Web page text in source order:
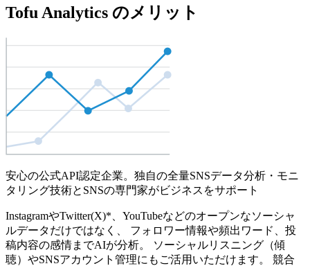
Tofu Analytics のメリット
安心の公式API認定企業。独自の全量SNSデータ分析・モニ
タリング技術とSNSの専門家がビジネスをサポート
InstagramやTwitter(X)*、YouTubeなどのオープンなソーシャ
ルデータだけではなく、 フォロワー情報や頻出ワード、投
稿内容の感情までAIが分析。 ソーシャルリスニング（傾
聴）やSNSアカウント管理にもご活用いただけます。 競合